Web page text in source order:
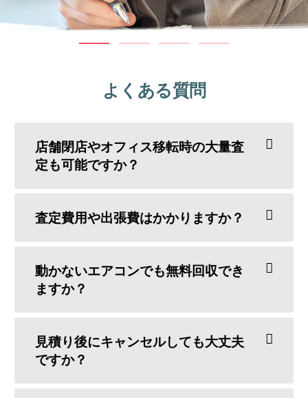
よくある質問
店舗閉店やオフィス移転時の大量査
定も可能ですか？
査定費用や出張費はかかりますか？
動かないエアコンでも無料回収でき
ますか？
見積り後にキャンセルしても大丈夫
ですか？